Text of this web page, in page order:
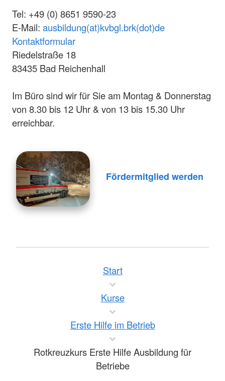
Tel: +49 (0) 8651 9590-23
E-Mail: ausbildung(at)kvbgl.brk(dot)de
Kontaktformular
Riedelstraße 18
83435 Bad Reichenhall
Im Büro sind wir für Sie am Montag & Donnerstag
von 8.30 bis 12 Uhr & von 13 bis 15.30 Uhr
erreichbar.
Fördermitglied werden
Start
Kurse
Erste Hilfe im Betrieb
Rotkreuzkurs Erste Hilfe Ausbildung für
Betriebe